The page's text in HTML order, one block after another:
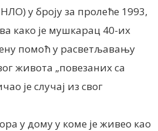
НЛО) у броју за пролеће 1993,
како је мушкарац 40-их
помоћ у расветљавању
живота „повезаних са
је случај из свог
у дому у коме је живео као